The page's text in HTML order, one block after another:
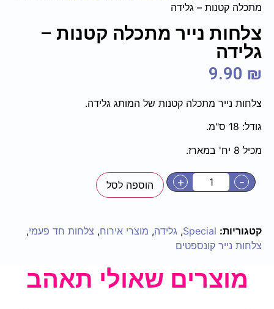
מתכלה קטנות – גלידה
צלחות נייר מתכלה קטנות –
גלידה
9.90 ₪
צלחות נייר מתכלה קטנות של המותג גלידה.
גודל: 18 ס"מ.
מכיל 8 יח' במארז.
-
+ הוספה לסל
קטגוריות: Special
, גלידה, מוצרי אירוח, צלחות חד פעמי,
צלחות נייר קונספטים
מוצרים שאולי תאהב